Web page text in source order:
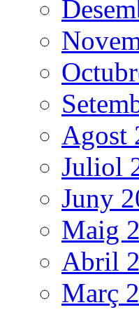
Agost
Juliol
Juny
Maig
Abril
Març